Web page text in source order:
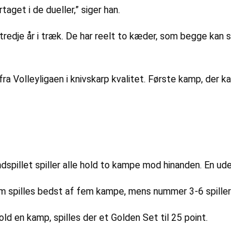
i de dueller,” siger han.
år i træk. De har reelt to kæder, som begge kan
Volleyligaen i knivskarp kvalitet. Første kamp, der
spiller alle hold to kampe mod hinanden. En
spilles bedst af fem kampe, mens nummer 3-6
en kamp, spilles der et Golden Set til 25 point.